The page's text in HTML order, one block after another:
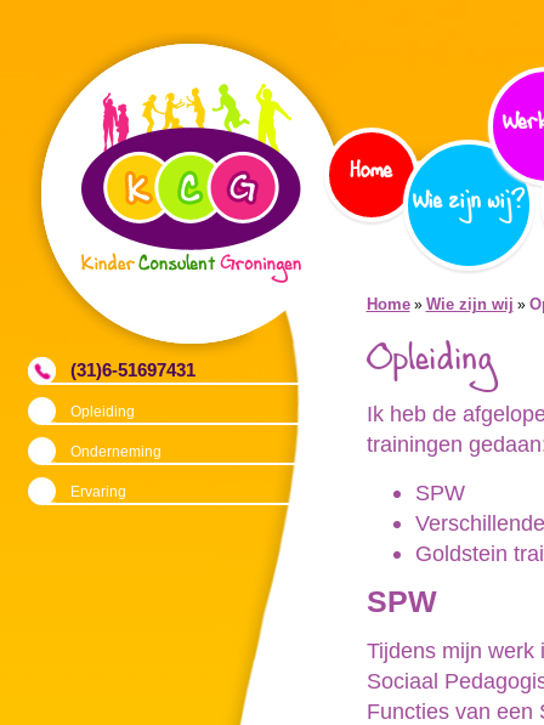
(31)6-51697431
Opleiding
Onderneming
Ervaring
Home
Wie zijn wij?
Home » Wie zijn wij »
Opleiding
Ik heb de
trainingen
SPW
Goldstein
SPW
Tijdens mijn werk
Sociaal
Functies van een